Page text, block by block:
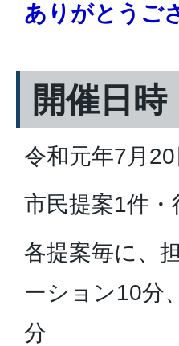
ありがとうご
開催日時
令和元年7月
市民提案1件・
各提案毎に、
ーション10分
分